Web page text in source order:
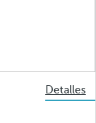
Detalles